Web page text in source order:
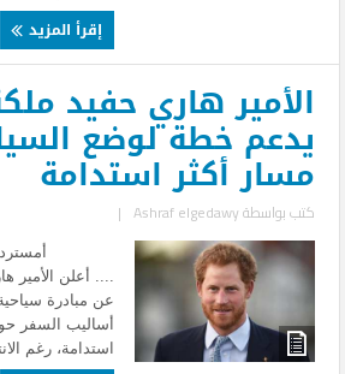
إقرأ المزيد
الأمير هاري حفيد
يدعم خطة لوضع
مسار أكثر استدامة
كتب بواسطةAshraf elgedawy
|
أمستردام
.... أعلن الأمير
عن مبادرة سياحية
أساليب السفر
استدامة، رغم